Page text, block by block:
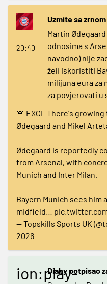
20:40
Uzmite sa
Martin
odnosima s
navodno) nije
želi iskoristiti
milijuna eura za
za povjerovati u
🚨 EXCL There's
Ødegaard and Mikel
Ødegaard is reportedly
from Arsenal, with
Munich and Inter Milan.
Bayern Munich sees him
midfield…
— Topskills Sports UK
2026
ion:play-
Diaby potpisao